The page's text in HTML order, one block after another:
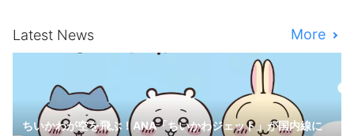
Latest News More
ちいかわが空を飛ぶ！ANA「ちいかわジェット」が国内線に